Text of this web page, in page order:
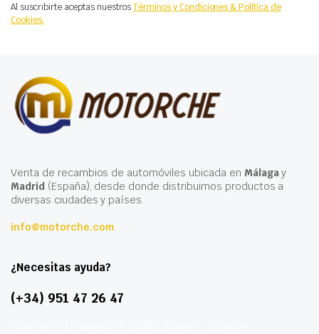
Al suscribirte aceptas nuestrosTérminos y Condiciones & Política de
Cookies.
Venta de recambios de automóviles ubicada en Málagay
Madrid(España), desde donde distribuimos productos a
diversas ciudades y países.
info@motorche.com
¿Necesitas ayuda?
(+34) 951 47 26 47